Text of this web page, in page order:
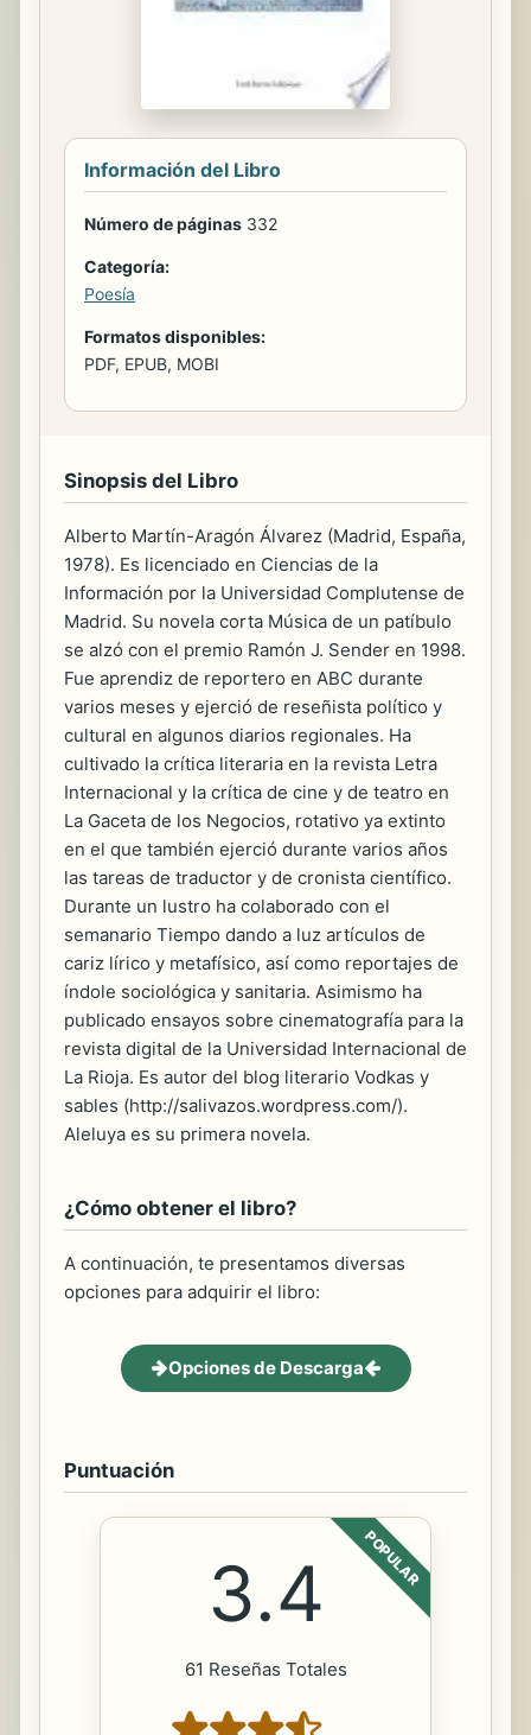
Información del Libro
Número de páginas 332
Categoría:
Poesía
Formatos disponibles:
PDF, EPUB, MOBI
Sinopsis del Libro
Alberto Martín-Aragón Álvarez (Madrid, España,
1978). Es licenciado en Ciencias de la
Información por la Universidad Complutense de
Madrid. Su novela corta Música de un patíbulo
se alzó con el premio Ramón J. Sender en 1998.
Fue aprendiz de reportero en ABC durante
varios meses y ejerció de reseñista político y
cultural en algunos diarios regionales. Ha
cultivado la crítica literaria en la revista Letra
Internacional y la crítica de cine y de teatro en
La Gaceta de los Negocios, rotativo ya extinto
en el que también ejerció durante varios años
las tareas de traductor y de cronista científico.
Durante un lustro ha colaborado con el
semanario Tiempo dando a luz artículos de
cariz lírico y metafísico, así como reportajes de
índole sociológica y sanitaria. Asimismo ha
publicado ensayos sobre cinematografía para la
revista digital de la Universidad Internacional de
La Rioja. Es autor del blog literario Vodkas y
sables (http://salivazos.wordpress.com/).
Aleluya es su primera novela.
¿Cómo obtener el libro?
A continuación, te presentamos diversas
opciones para adquirir el libro:
Opciones de Descarga
Puntuación
POPULAR
3.4
61 Reseñas Totales